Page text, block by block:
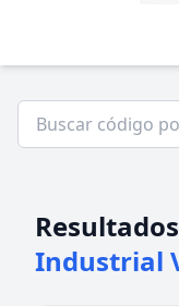
Industrial